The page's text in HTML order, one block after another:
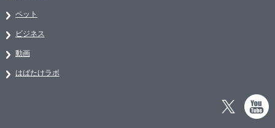
ペット
ビジネス
動画
はばたけラボ